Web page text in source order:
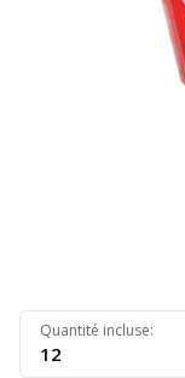
Quantité incluse:
12